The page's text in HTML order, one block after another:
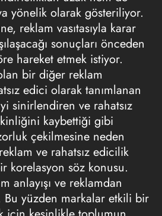
yönelik olarak gösteriliyor.
reklam vasıtasıyla karar
sonuçları önceden
hareket etmek istiyor.
bir diğer reklam
edici olarak tanımlanan
sinirlendiren ve rahatsız
kaybettiği gibi
çekilmesine neden
ve rahatsız edicilik
korelasyon söz konusu.
anlayışı ve reklamdan
Bu yüzden markalar etkili bir